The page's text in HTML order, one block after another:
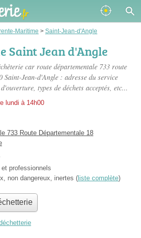
Maritime > Saint-Jean-d'Angle
Saint Jean d'Angle
car route départementale 733 route
Saint-Jean-d'Angle : adresse du service
types de déchets acceptés, etc...
lundi à 14h00
733 Route Départementale 18
professionnels
non dangereux, inertes ( liste complète)